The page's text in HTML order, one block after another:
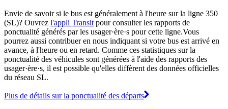
Envie de savoir si le bus est généralement à l'heure sur la ligne 350
(SL)? Ouvrez l'appli Transit pour consulter les rapports de
ponctualité générés par les usager·ère·s pour cette ligne.Vous
pourrez aussi contribuer en nous indiquant si votre bus est arrivé en
avance, à l'heure ou en retard. Comme ces statistiques sur la
ponctualité des véhicules sont générées à l'aide des rapports des
usager·ère·s, il est possible qu'elles diffèrent des données officielles
du réseau SL.
Plus de détails sur la ponctualité des départs